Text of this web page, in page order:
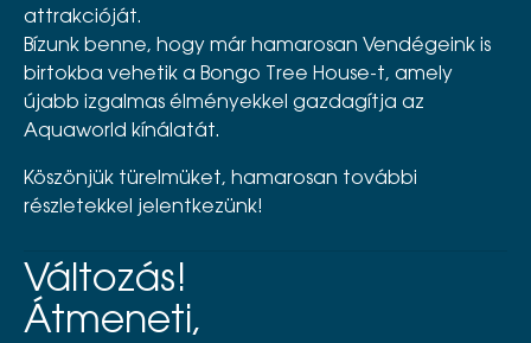
attrakcióját.
Bízunk benne, hogy már hamarosan Vendégeink is
birtokba vehetik a Bongo Tree House-t, amely
újabb izgalmas élményekkel gazdagítja az
Aquaworld kínálatát.
Köszönjük türelmüket, hamarosan további
részletekkel jelentkezünk!
Változás!
Átmeneti,